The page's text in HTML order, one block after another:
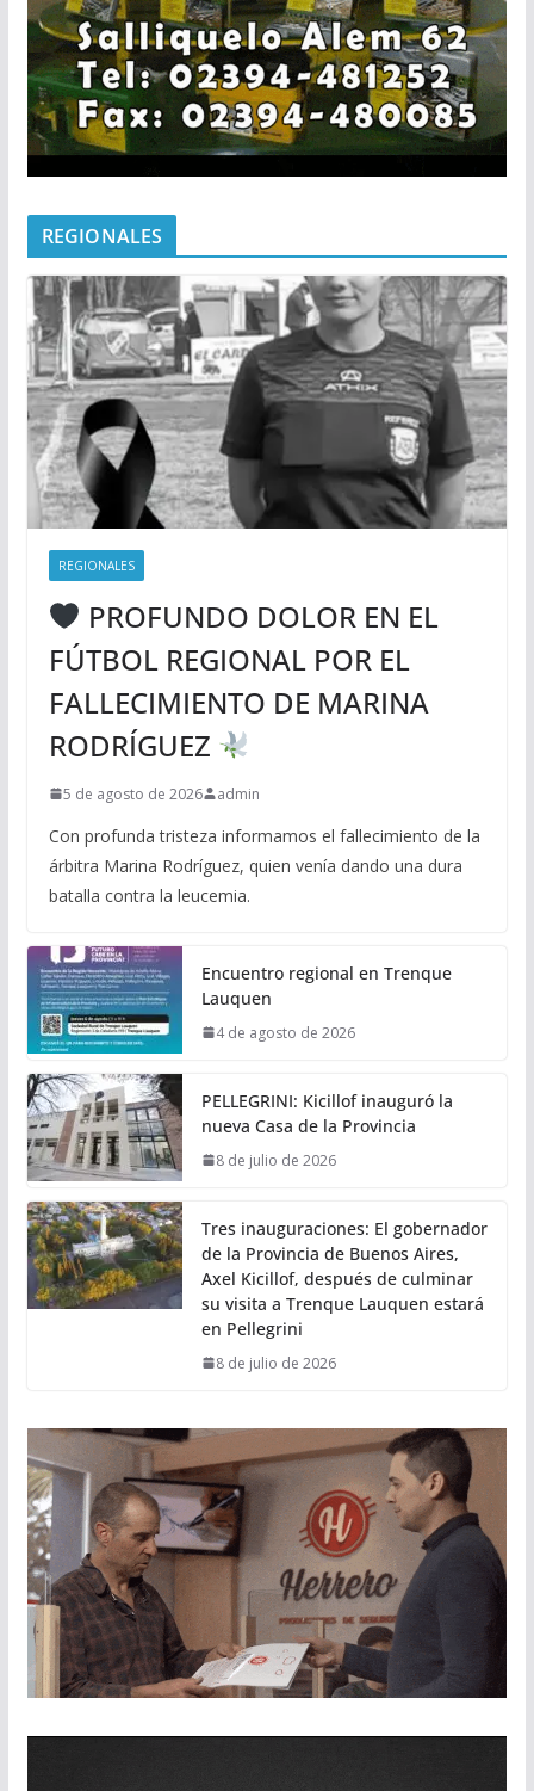
REGIONALES
REGIONALES
PROFUNDO DOLOR EN EL
FÚTBOL REGIONAL POR EL
FALLECIMIENTO DE MARINA
RODRÍGUEZ
5 de agosto de 2026 admin
Con profunda tristeza informamos el fallecimiento de la
árbitra Marina Rodríguez, quien venía dando una dura
batalla contra la leucemia.
Encuentro regional en Trenque
Lauquen
4 de agosto de 2026
PELLEGRINI: Kicillof inauguró la
nueva Casa de la Provincia
8 de julio de 2026
Tres inauguraciones: El gobernador
de la Provincia de Buenos Aires,
Axel Kicillof, después de culminar
su visita a Trenque Lauquen estará
en Pellegrini
8 de julio de 2026